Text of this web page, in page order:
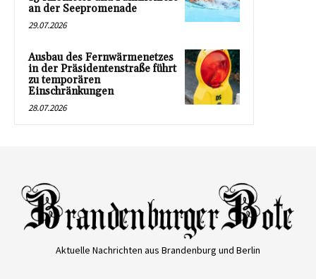
an der Seepromenade
29.07.2026
Ausbau des Fernwärmenetzes
in der Präsidentenstraße führt
zu temporären
Einschränkungen
28.07.2026
Aktuelle Nachrichten aus Brandenburg und Berlin